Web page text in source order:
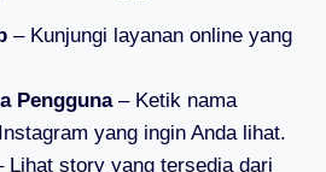
– Kunjungi layanan online yang
Pengguna– Ketik nama
yang ingin Anda lihat.
Lihat story yang tersedia dari